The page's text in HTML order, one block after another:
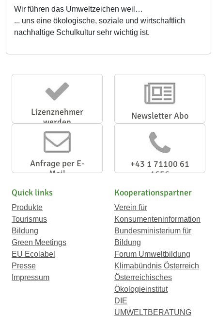
Wir führen das Umweltzeichen weil…
... uns eine ökologische, soziale und wirtschaftlich
nachhaltige Schulkultur sehr wichtig ist.
Lizenznehmer
werden
Newsletter Abo
Anfrage per E-
Mail
+43 1 71100 61
1656
Quick links
Produkte
Tourismus
Bildung
Green Meetings
EU Ecolabel
Presse
Impressum
Kooperationspartner
Verein für
Konsumenteninformation
Bundesministerium für
Bildung
Forum Umweltbildung
Klimabündnis Österreich
Österreichisches
Ökologieinstitut
DIE
UMWELTBERATUNG